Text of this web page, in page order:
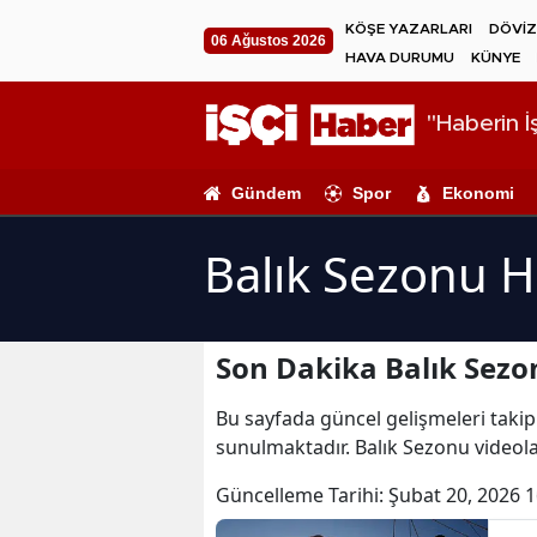
06 Ağustos 2026
KÖŞE YAZARLARI
HAVA DURUMU
KÜNYE
"Haberin
Gündem Spor Ekonomi
Balık Sezonu
Son Dakika Balık
Bu sayfada güncel gelişmeleri
sunulmaktadır. Balık Sezonu
Güncelleme Tarihi: Şubat 20, 2026